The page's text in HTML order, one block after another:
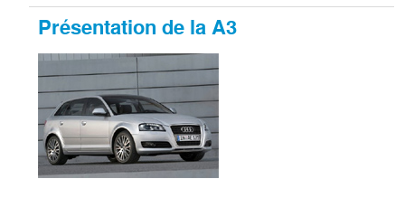
Présentation de la A3